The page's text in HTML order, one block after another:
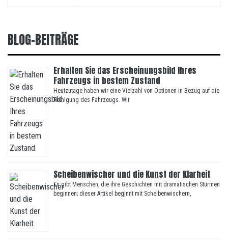
BLOG-BEITRÄGE
Erhalten Sie das Erscheinungsbild Ihres
Fahrzeugs in bestem Zustand
Heutzutage haben wir eine Vielzahl von Optionen in Bezug auf die
Reinigung des Fahrzeugs. Wir
Scheibenwischer und die Kunst der Klarheit
Es gibt Menschen, die ihre Geschichten mit dramatischen Stürmen
beginnen; dieser Artikel beginnt mit Scheibenwischern,